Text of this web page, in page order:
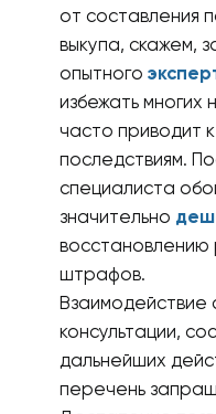
от составления
выкупа, скажем,
опытного
избежать многих
часто приводит
последствиям.
специалиста
значительно
восстановлению
штрафов.
Взаимодействие
консультации,
дальнейших
перечень